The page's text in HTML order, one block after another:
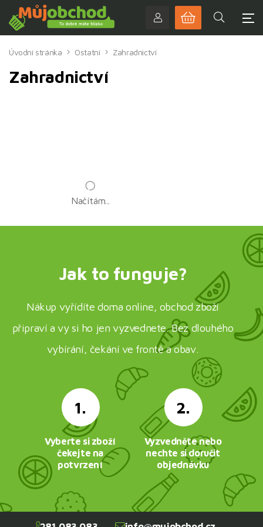
Úvodní stránka Ostatní Zahradnictví
Zahradnictví
Načítám...
Jak to funguje?
Nákup vyřídíte doma online, obchod zboží
připraví a vy si ho jen vyzvednete. Bez dlouhého
vybírání, čekání ve frontě a obav.
1.
Vyberte si zboží
čekejte na
potvrzení
2.
Vyzvedněte nebo
nechte si doručit
objednávku